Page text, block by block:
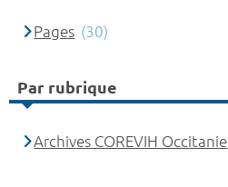
Pages (30)
Par rubrique
Archives COREVIH Occitanie